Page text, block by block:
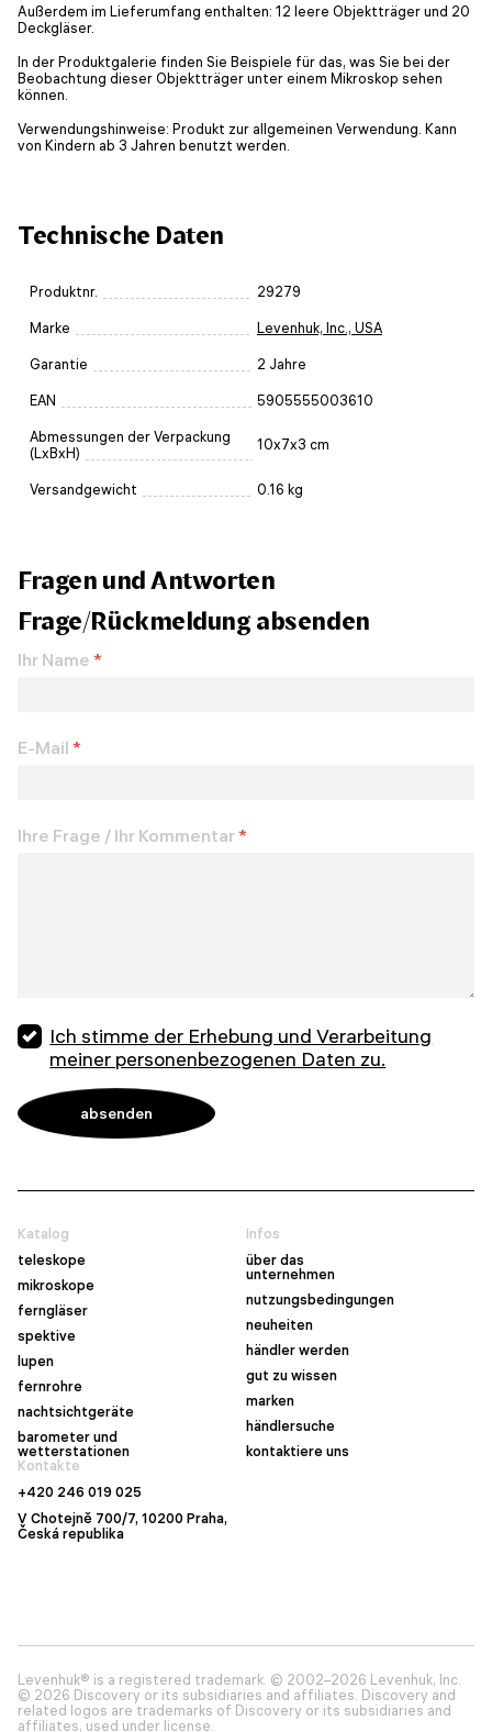
Außerdem im Lieferumfang enthalten: 12 leere Objektträger und 20
Deckgläser.
In der Produktgalerie finden Sie Beispiele für das, was Sie bei der
Beobachtung dieser Objektträger unter einem Mikroskop sehen
können.
Verwendungshinweise: Produkt zur allgemeinen Verwendung. Kann
von Kindern ab 3 Jahren benutzt werden.
Technische Daten
Produktnr. 29279
Marke Levenhuk, Inc., USA
Garantie 2 Jahre
EAN 5905555003610
Abmessungen der Verpackung
(LxBxH)
10x7x3 cm
Versandgewicht 0.16 kg
Fragen und Antworten
Frage/Rückmeldung absenden
Ihr Name *
E-Mail *
Ihre Frage / Ihr Kommentar*
Ich stimme der Erhebung und Verarbeitung
meiner personenbezogenen Daten zu.
Katalog
teleskope
mikroskope
ferngläser
spektive
lupen
fernrohre
nachtsichtgeräte
barometer und
wetterstationen
Infos
über das
unternehmen
nutzungsbedingungen
neuheiten
händler werden
gut zu wissen
marken
händlersuche
kontaktiere uns
Kontakte
+420 246 019 025
V Chotejně 700/7, 10200 Praha,
Česká republika
Levenhuk® is a registered trademark. © 2002–2026 Levenhuk, Inc.
© 2026 Discovery or its subsidiaries and affiliates. Discovery and
related logos are trademarks of Discovery or its subsidiaries and
affiliates, used under license.